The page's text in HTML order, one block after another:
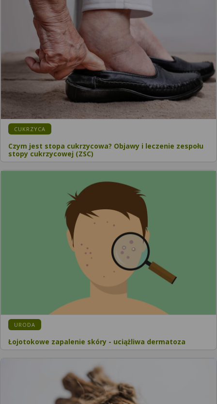
CUKRZYCA
Czym jest stopa cukrzycowa? Objawy i leczenie zespołu
stopy cukrzycowej (ZSC)
URODA
Łojotokowe zapalenie skóry - uciążliwa dermatoza